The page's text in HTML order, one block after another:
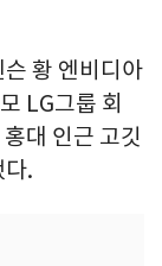
황 엔비디아
LG그룹 회
대 인근 고깃
.